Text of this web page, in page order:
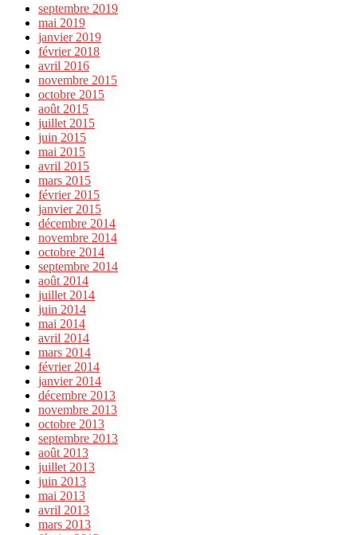
septembre 2019
mai 2019
janvier 2019
février 2018
avril 2016
novembre 2015
octobre 2015
août 2015
juillet 2015
juin 2015
mai 2015
avril 2015
mars 2015
février 2015
janvier 2015
décembre 2014
novembre 2014
octobre 2014
septembre 2014
août 2014
juillet 2014
juin 2014
mai 2014
avril 2014
mars 2014
février 2014
janvier 2014
décembre 2013
novembre 2013
octobre 2013
septembre 2013
août 2013
juillet 2013
juin 2013
mai 2013
avril 2013
mars 2013